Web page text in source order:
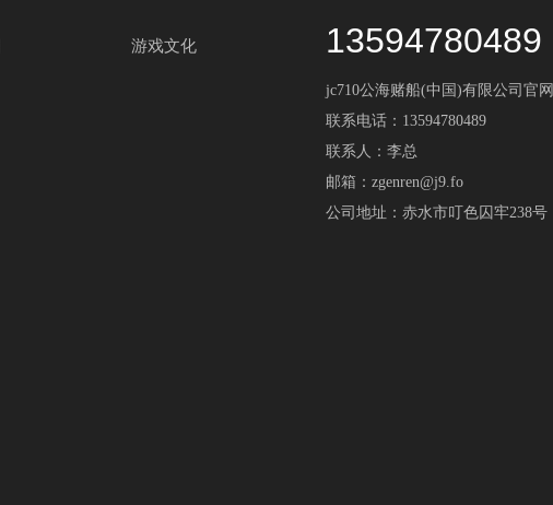
游戏文化 13594780489
jc710公海赌船(中国)有限公司官网
联系电话：13594780489
联系人：李总
邮箱：zgenren@j9.fo
公司地址：赤水市叮色囚牢238号